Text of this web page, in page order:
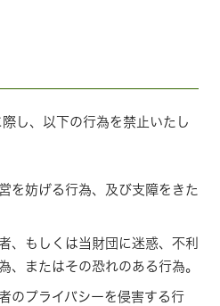
し、以下の行為を禁止いたし
を妨げる行為、及び支障をきた
、もしくは当財団に迷惑、不利
、またはその恐れのある行為。
のプライバシーを侵害する行